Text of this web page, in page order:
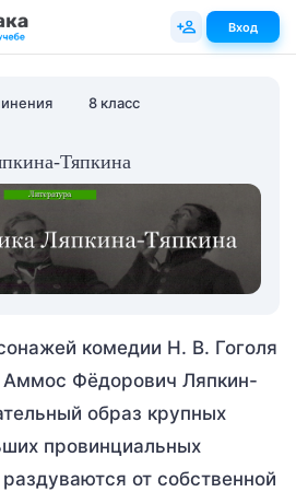
8 класс
Тяпкина
комедии Н. В. Гоголя
Аммос Фёдорович Ляпкин-
образ крупных
провинциальных
от собственной
Вход